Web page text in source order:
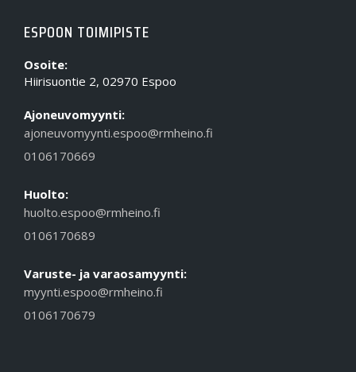
ESPOON TOIMIPISTE
Osoite:
Hiirisuontie 2, 02970 Espoo
Ajoneuvomyynti:
ajoneuvomyynti.espoo@rmheino.fi
0106170669
Huolto:
huolto.espoo@rmheino.fi
0106170689
Varuste- ja varaosamyynti:
myynti.espoo@rmheino.fi
0106170679